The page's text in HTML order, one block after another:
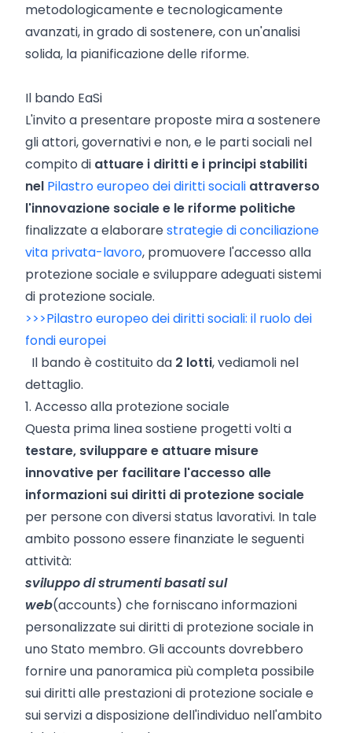
metodologicamente e tecnologicamente
avanzati, in grado di sostenere, con un'analisi
solida, la pianificazione delle riforme.
Il bando EaSi
L'invito a presentare proposte mira a sostenere
gli attori, governativi e non, e le parti sociali nel
compito di attuare i diritti e i principi stabiliti
nel Pilastro europeo dei diritti sociali attraverso
l'innovazione sociale e le riforme politiche
finalizzate a elaborarestrategie di conciliazione
vita privata-lavoro, promuovere l'accesso alla
protezione sociale e sviluppare adeguati sistemi
di protezione sociale.
>>>Pilastro europeo dei diritti sociali: il ruolo dei
fondi europei
Il bando è costituito da 2 lotti, vediamoli nel
dettaglio.
1. Accesso alla protezione sociale
Questa prima linea sostiene progetti volti a
testare, sviluppare e attuare misure
innovative per facilitare l'accesso alle
informazioni sui diritti di protezione sociale
per persone con diversi status lavorativi. In tale
ambito possono essere finanziate le seguenti
attività:
sviluppo di strumenti basati sul
web(accounts) che forniscano informazioni
personalizzate sui diritti di protezione sociale in
uno Stato membro. Gli accounts dovrebbero
fornire una panoramica più completa possibile
sui diritti alle prestazioni di protezione sociale e
sui servizi a disposizione dell'individuo nell'ambito